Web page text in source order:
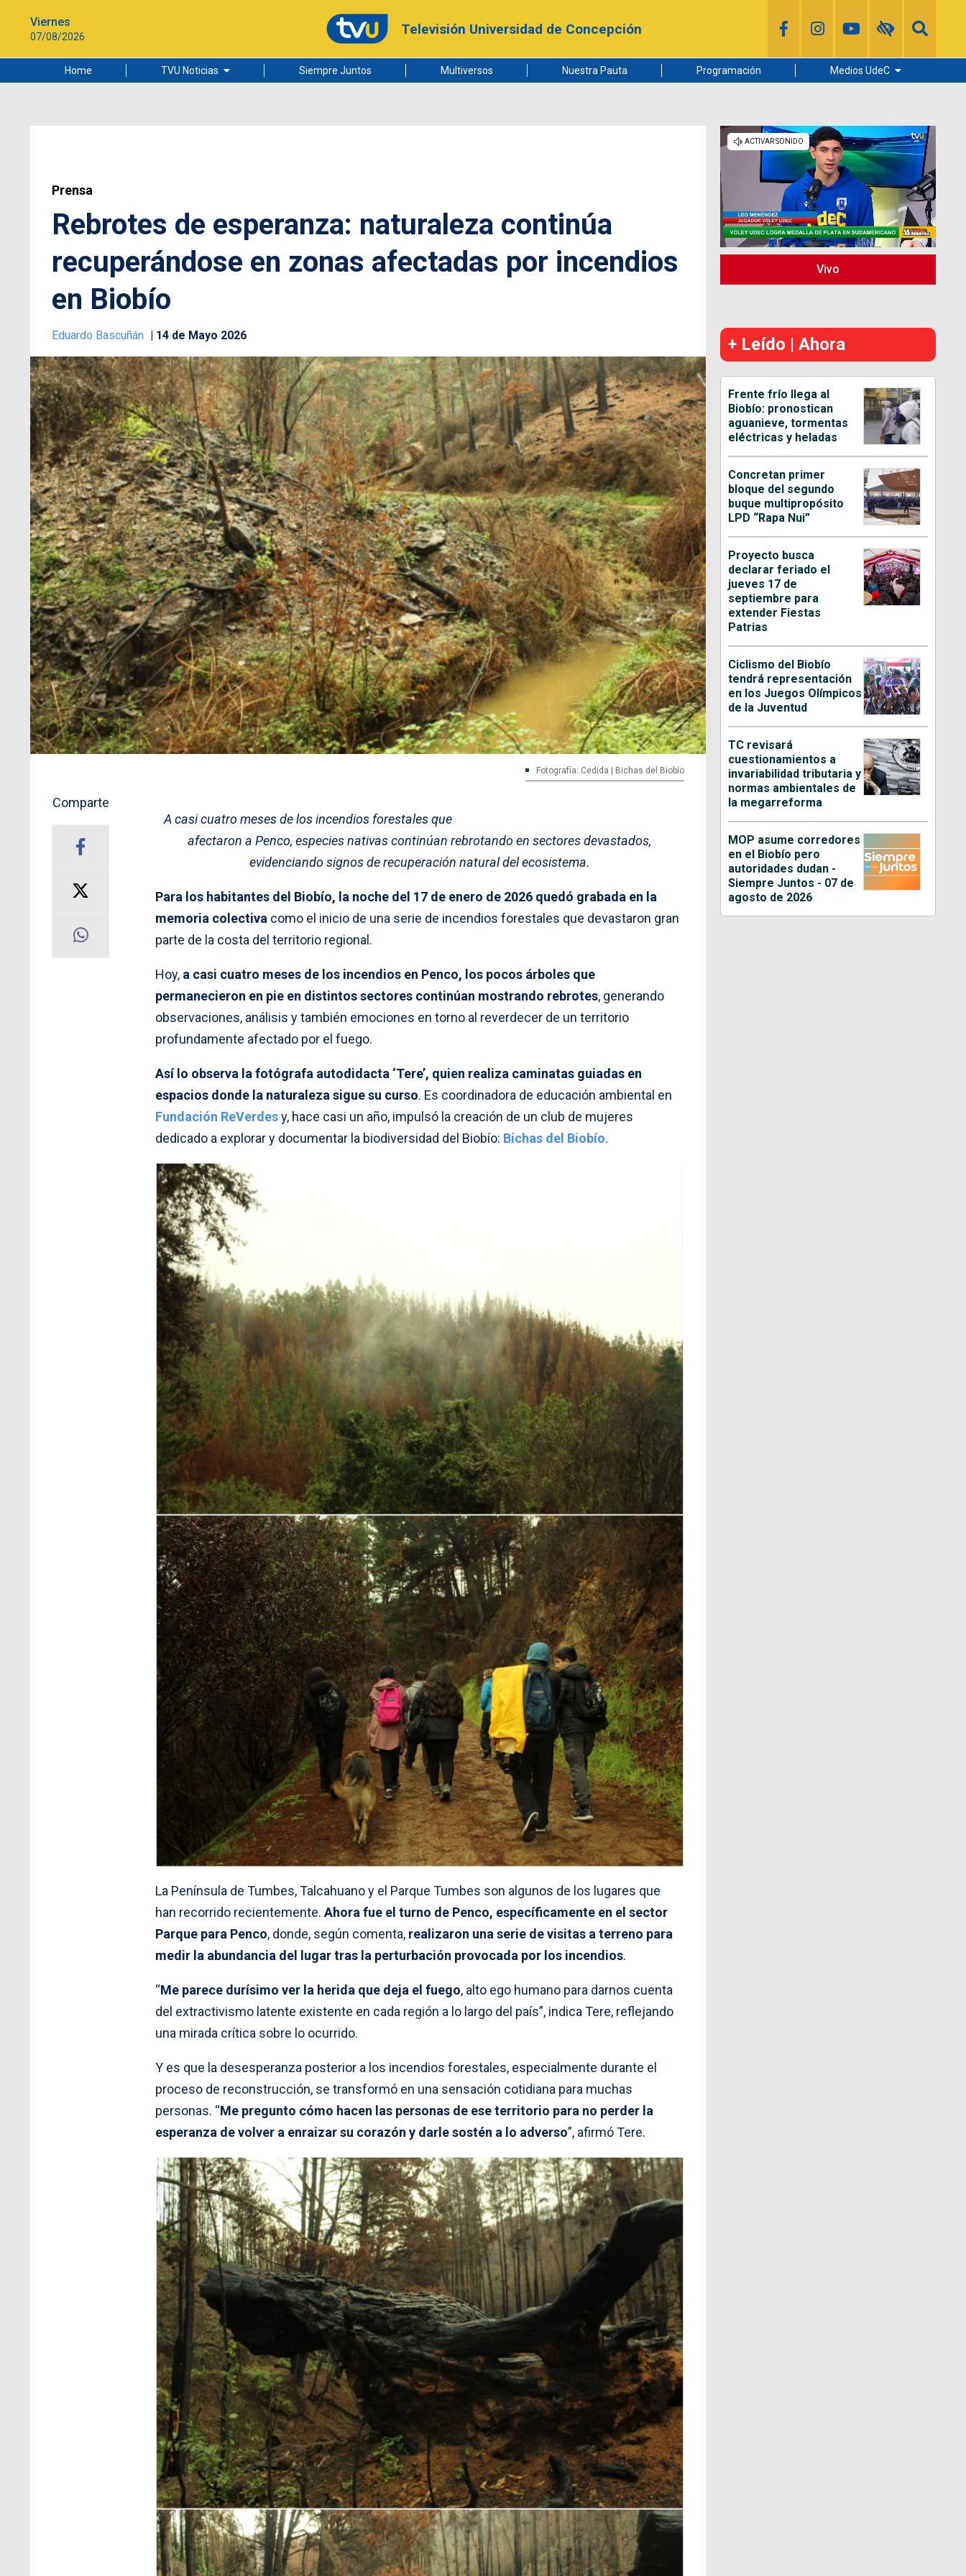
Viernes
07/08/2026 Televisión Universidad de Concepción
Home TVU Noticias
Ciudad
Siempre Juntos Multiversos Nuestra Pauta Programación Medios UdeC
Radio UdeC
Noticias UdeC
La Discusión
Prensa
Rebrotes de esperanza: naturaleza continúa
recuperándose en zonas afectadas por incendios
en Biobío
Eduardo Bascuñán 14 de Mayo 2026
Fotografía: Cedida | Bichas del Biobío
Comparte
A casi cuatro meses de los incendios forestales que
afectaron a Penco, especies nativas continúan rebrotando en sectores devastados,
evidenciando signos de recuperación natural del ecosistema.
Para los habitantes del Biobío, la noche del 17 de enero de 2026 quedó grabada en la
memoria colectiva como el inicio de una serie de incendios forestales que devastaron gran
parte de la costa del territorio regional.
Hoy, a casi cuatro meses de los incendios en Penco, los pocos árboles que
permanecieron en pie en distintos sectores continúan mostrando rebrotes, generando
observaciones, análisis y también emociones en torno al reverdecer de un territorio
profundamente afectado por el fuego.
Así lo observa la fotógrafa autodidacta ‘Tere’, quien realiza caminatas guiadas en
espacios donde la naturaleza sigue su curso. Es coordinadora de educación ambiental en
Fundación ReVerdesy, hace casi un año, impulsó la creación de un club de mujeres
dedicado a explorar y documentar la biodiversidad del Biobío: Bichas del Biobío.
La Península de Tumbes, Talcahuano y el Parque Tumbes son algunos de los lugares que
han recorrido recientemente. Ahora fue el turno de Penco, específicamente en el sector
Parque para Penco, donde, según comenta, realizaron una serie de visitas a terreno para
medir la abundancia del lugar tras la perturbación provocada por los incendios.
“Me parece durísimo ver la herida que deja el fuego, alto ego humano para darnos cuenta
del extractivismo latente existente en cada región a lo largo del país”, indica Tere, reflejando
una mirada crítica sobre lo ocurrido.
Y es que la desesperanza posterior a los incendios forestales, especialmente durante el
proceso de reconstrucción, se transformó en una sensación cotidiana para muchas
personas. “Me pregunto cómo hacen las personas de ese territorio para no perder la
esperanza de volver a enraizar su corazón y darle sostén a lo adverso”, afirmó Tere.
Vivo
+ Leído | Ahora
Frente frío llega al
Biobío: pronostican
aguanieve, tormentas
eléctricas y heladas
Concretan primer
bloque del segundo
buque multipropósito
LPD “Rapa Nui”
Proyecto busca
declarar feriado el
jueves 17 de
septiembre para
extender Fiestas
Patrias
Ciclismo del Biobío
tendrá representación
en los Juegos Olímpicos
de la Juventud
TC revisará
cuestionamientos a
invariabilidad tributaria y
normas ambientales de
la megarreforma
MOP asume corredores
en el Biobío pero
autoridades dudan -
Siempre Juntos - 07 de
agosto de 2026